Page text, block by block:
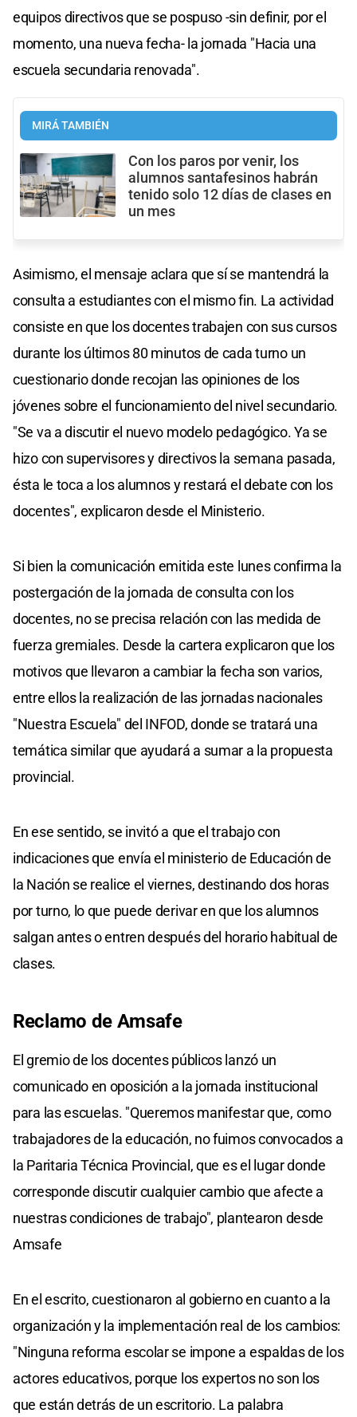
equipos directivos que se pospuso -sin definir, por el
momento, una nueva fecha- la jornada "Hacia una
escuela secundaria renovada".
MIRÁ TAMBIÉN
Con los paros por venir, los
alumnos santafesinos habrán
tenido solo 12 días de clases en
un mes
Asimismo, el mensaje aclara que sí se mantendrá la
consulta a estudiantes con el mismo fin. La actividad
consiste en que los docentes trabajen con sus cursos
durante los últimos 80 minutos de cada turno un
cuestionario donde recojan las opiniones de los
jóvenes sobre el funcionamiento del nivel secundario.
"Se va a discutir el nuevo modelo pedagógico. Ya se
hizo con supervisores y directivos la semana pasada,
ésta le toca a los alumnos y restará el debate con los
docentes", explicaron desde el Ministerio.
Si bien la comunicación emitida este lunes confirma la
postergación de la jornada de consulta con los
docentes, no se precisa relación con las medida de
fuerza gremiales. Desde la cartera explicaron que los
motivos que llevaron a cambiar la fecha son varios,
entre ellos la realización de las jornadas nacionales
"Nuestra Escuela" del INFOD, donde se tratará una
temática similar que ayudará a sumar a la propuesta
provincial.
En ese sentido, se invitó a que el trabajo con
indicaciones que envía el ministerio de Educación de
la Nación se realice el viernes, destinando dos horas
por turno, lo que puede derivar en que los alumnos
salgan antes o entren después del horario habitual de
clases.
Reclamo de Amsafe
El gremio de los docentes públicos lanzó un
comunicado en oposición a la jornada institucional
para las escuelas. "Queremos manifestar que, como
trabajadores de la educación, no fuimos convocados a
la Paritaria Técnica Provincial, que es el lugar donde
corresponde discutir cualquier cambio que afecte a
nuestras condiciones de trabajo", plantearon desde
Amsafe
En el escrito, cuestionaron al gobierno en cuanto a la
organización y la implementación real de los cambios:
"Ninguna reforma escolar se impone a espaldas de los
actores educativos, porque los expertos no son los
que están detrás de un escritorio. La palabra